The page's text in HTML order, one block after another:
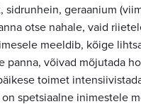
geraanium
otse nahale, vaid
meeldib, kõige
võivad mõjutada
toimet
spetsiaalne inimestele